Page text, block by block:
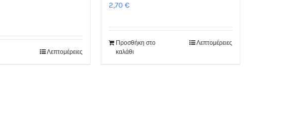
Λεπτομέρειες
2,70 €
Προσθήκη στο
καλάθι
Λεπτομέρειες